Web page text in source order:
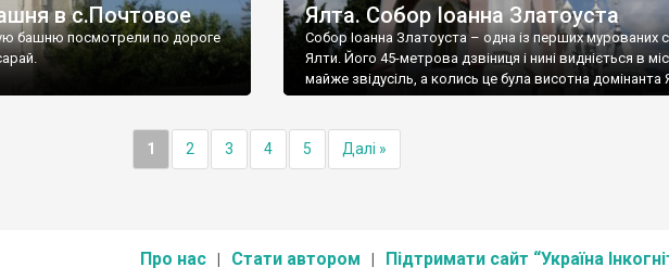
в с.Почтовое
башню посмотрели по дороге
Ялта. Собор Іоанна Златоуста
Собор Іоанна Златоуста – одна із перших мурованих
Ялти. Його 45-метрова дзвіниця і нині видніється в
майже звідусіль, а колись це була висотна домінанта
1 2 3 4 5 Далі »
Про нас Стати автором Підтримати сайт “Україна